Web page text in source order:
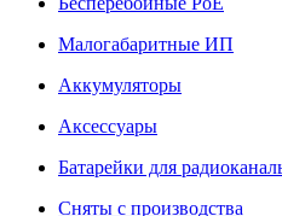
Малогабаритные ИП
Аккумуляторы
Аксессуары
Батарейки для
Сняты с производства